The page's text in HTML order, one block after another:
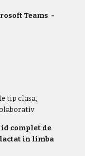
Teams
tip clasa,
complet de
in limba